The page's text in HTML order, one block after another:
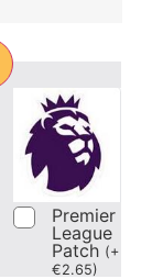
Premier
League
Patch (+
€2.65)